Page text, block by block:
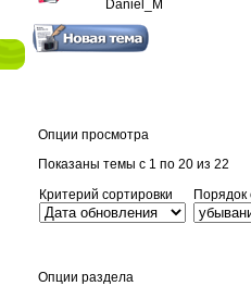
Daniel_M
Опции просмотра
Показаны темы с 1 по 20 из 22
Критерий сортировки
Опции раздела